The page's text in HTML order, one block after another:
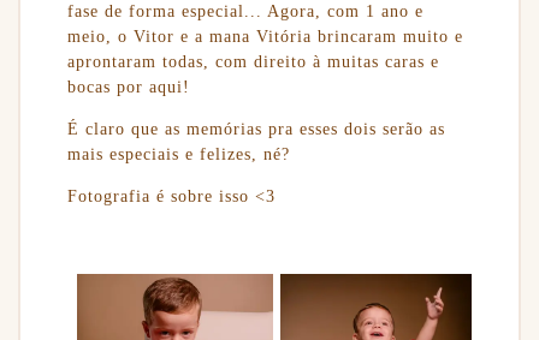
fase de forma especial... Agora, com 1 ano e
meio, o Vitor e a mana Vitória brincaram muito e
aprontaram todas, com direito à muitas caras e
bocas por aqui!
É claro que as memórias pra esses dois serão as
mais especiais e felizes, né?
Fotografia é sobre isso <3